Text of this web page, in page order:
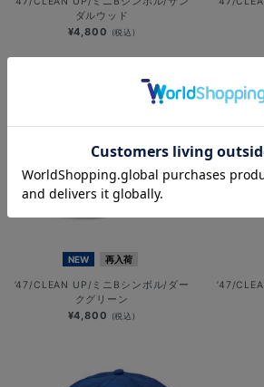
ダルウッド
¥4,800 (税込)
NEW 再入荷
’47/CLEAN UP/ミニBシンボル/ダー
クグリーン
¥4,800 (税込)
’47/